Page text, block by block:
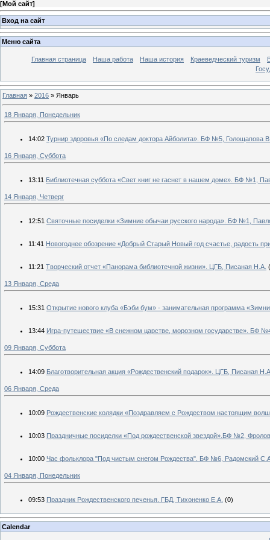
[Мой сайт]
Вход на сайт
Меню сайта
Главная страница Наша работа Наша история Краеведческий туризм
Главная » 2016 » Январь
18 Января, Понедельник
14:02 Турнир здоровья «По следам доктора Айболита». БФ №5, Голощапова
16 Января, Суббота
13:11 Библиотечная суббота «Свет книг не гаснет в нашем доме». БФ №1,
14 Января, Четверг
12:51 Святочные посиделки «Зимние обычаи русского народа». БФ №1,
11:41 Новогоднее обозрение «Добрый Старый Новый год счастье, радость
11:21 Творческий отчет «Панорама библиотечной жизни». ЦГБ, Писаная Н.А.
13 Января, Среда
15:31 Открытие нового клуба «Бэби бум» - занимательная программа
13:44 Игра-путешествие «В снежном царстве, морозном государстве». БФ
09 Января, Суббота
14:09 Благотворительная акция «Рождественский подарок». ЦГБ, Писаная
06 Января, Среда
10:09 Рождественские колядки «Поздравляем с Рождеством настоящим
10:03 Праздничные посиделки «Под рождественской звездой».БФ №2,
10:00 Час фольклора "Под чистым снегом Рождества". БФ №6, Радомский
04 Января, Понедельник
09:53 Праздник Рождественского печенья. ГБД, Тихоненко Е.А. (0)
Calendar